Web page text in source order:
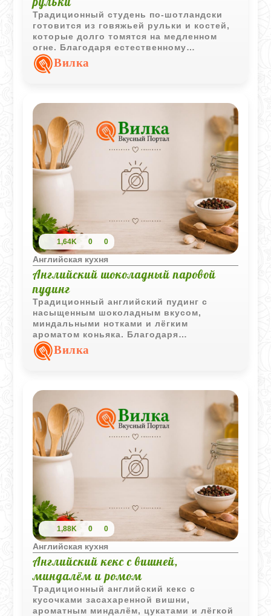
Традиционный студень по-шотландски
готовится из говяжьей рульки и костей,
которые долго томятся на медленном
огне. Благодаря естественному
желирующему веществу из костей
получается насыщенный бульон,
Вилка
1,64K 0 0
Английская кухня
Английский шоколадный паровой
пудинг
Традиционный английский пудинг с
насыщенным шоколадным вкусом,
миндальными нотками и лёгким
ароматом коньяка. Благодаря
приготовлению на пару десерт
получается мягким, влажным и очень
Вилка
1,88K 0 0
Английская кухня
Английский кекс с вишней,
миндалём и ромом
Традиционный английский кекс с
кусочками засахаренной вишни,
ароматным миндалём, цукатами и лёгкой